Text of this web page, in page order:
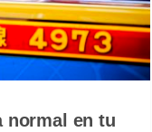
normal en tu